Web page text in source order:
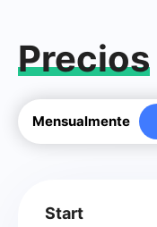
Precios
Mensualmente
Start